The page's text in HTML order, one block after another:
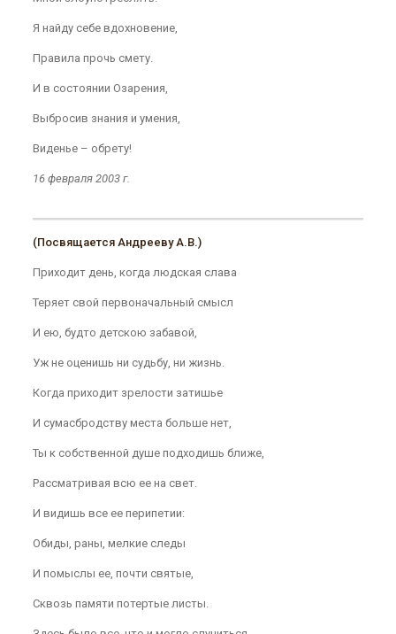
Я найду себе вдохновение,
Правила прочь смету.
И в состоянии Озарения,
Выбросив знания и умения,
Виденье – обрету!
16 февраля 2003 г.
(Посвящается Андрееву А.В.)
Приходит день, когда людская слава
Теряет свой первоначальный смысл
И ею, будто детскою забавой,
Уж не оценишь ни судьбу, ни жизнь.
Когда приходит зрелости затишье
И сумасбродству места больше нет,
Ты к собственной душе подходишь ближе,
Рассматривая всю ее на свет.
И видишь все ее перипетии:
Обиды, раны, мелкие следы
И помыслы ее, почти святые,
Сквозь памяти потертые листы.